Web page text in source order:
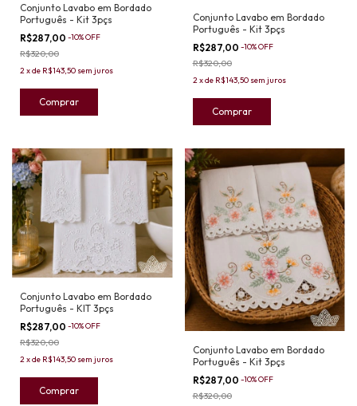
Conjunto Lavabo em Bordado
Português - Kit 3pçs
R$287,00 -10%OFF
R$320,00
2xde R$143,50 sem juros
Conjunto Lavabo em Bordado
Português - Kit 3pçs
R$287,00 -10%OFF
R$320,00
2xde R$143,50 sem juros
Conjunto Lavabo em Bordado
Português - KIT 3pçs
R$287,00 -10%OFF
R$320,00
2xde R$143,50 sem juros
Conjunto Lavabo em Bordado
Português - Kit 3pçs
R$287,00 -10%OFF
R$320,00